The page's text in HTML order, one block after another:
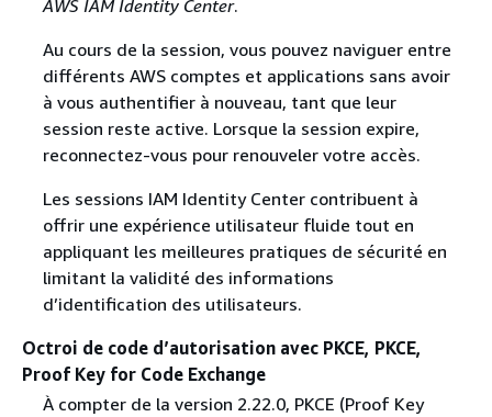
AWS IAM Identity Center.
Au cours de la session, vous pouvez naviguer entre
différents AWS comptes et applications sans avoir
à vous authentifier à nouveau, tant que leur
session reste active. Lorsque la session expire,
reconnectez-vous pour renouveler votre accès.
Les sessions IAM Identity Center contribuent à
offrir une expérience utilisateur fluide tout en
appliquant les meilleures pratiques de sécurité en
limitant la validité des informations
d’identification des utilisateurs.
Octroi de code d’autorisation avec PKCE, PKCE,
Proof Key for Code Exchange
À compter de la version 2.22.0, PKCE (Proof Key